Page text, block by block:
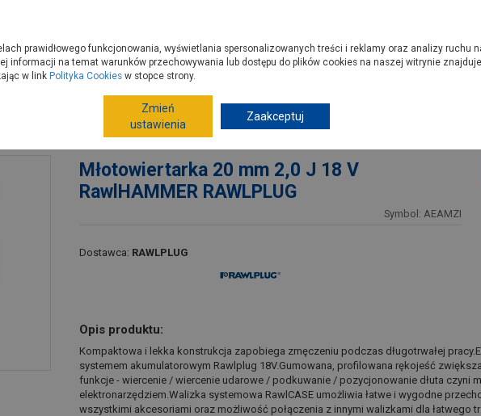
Gdzie kupisz Porady
Elektronarzędzia, osprzęt Wiertarki, młoty, wkrętarki
RAWLPLUG
Młotowiertarka 20 mm 2,0 J 18 V
RawlHAMMER RAWLPLUG
Symbol: AEAMZI
Dostawca: RAWLPLUG
Opis produktu:
Kompaktowa i lekka konstrukcja zapobiega zmęczeniu podczas długotrwałej
systemem akumulatorowym Rawlplug 18V.Gumowana, profilowana rękojeść
funkcje - wiercenie / wiercenie udarowe / podkuwanie / pozycjonowanie dłuta czyni
elektronarzędziem.Walizka systemowa RawlCASE umożliwia łatwe i wygodne
wszystkimi akcesoriami oraz możliwość połączenia z innymi walizkami dla łatwego
prawidłowego funkcjonowania, wyświetlania spersonalizowanych treści i reklamy oraz analizy ruchu
informacji na temat warunków przechowywania lub dostępu do plików cookies na naszej witrynie
w link Polityka Cookies w stopce strony.
Zmień
ustawienia
Zaakceptuj